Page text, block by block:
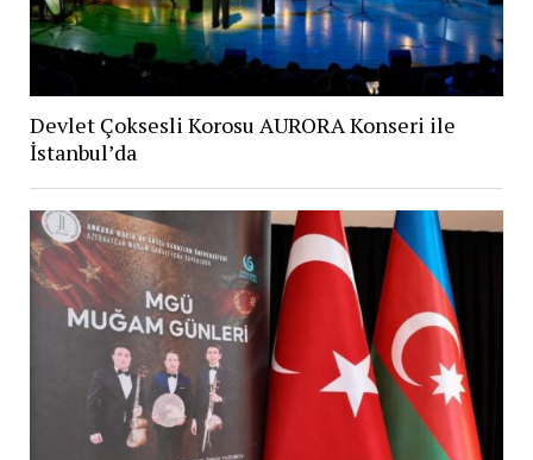
Devlet Çoksesli Korosu AURORA Konseri ile
İstanbul’da